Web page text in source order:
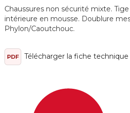
Chaussures non sécurité mixte.
intérieure en mousse. Doublure
Phylon/Caoutchouc.
PDF Télécharger la fiche technique